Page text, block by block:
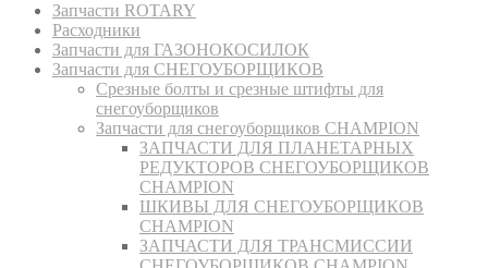
Запчасти ROTARY
Расходники
Запчасти для ГАЗОНОКОСИЛОК
Запчасти для СНЕГОУБОРЩИКОВ
Срезные болты и срезные штифты для
снегоуборщиков
Запчасти для снегоуборщиков CHAMPION
ЗАПЧАСТИ ДЛЯ ПЛАНЕТАРНЫХ
РЕДУКТОРОВ СНЕГОУБОРЩИКОВ
CHAMPION
ШКИВЫ ДЛЯ СНЕГОУБОРЩИКОВ
CHAMPION
ЗАПЧАСТИ ДЛЯ ТРАНСМИССИИ